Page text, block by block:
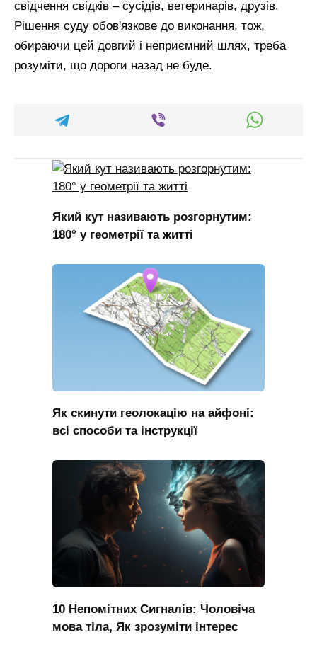
свідчення свідків – сусідів, ветеринарів, друзів.
Рішення суду обов'язкове до виконання, тож,
обираючи цей довгий і неприємний шлях, треба
розуміти, що дороги назад не буде.
Який кут називають розгорнутим:
180° у геометрії та житті
Як скинути геолокацію на айфоні:
всі способи та інструкції
10 Непомітних Сигналів: Чоловіча
мова тіла, Як зрозуміти інтерес